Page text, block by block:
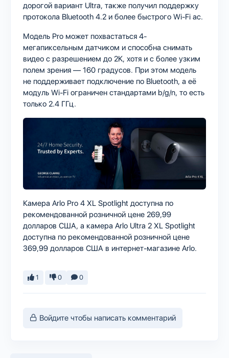
дорогой вариант Ultra, также получил поддержку
протокола Bluetooth 4.2 и более быстрого Wi-Fi ac.
Модель Pro может похвастаться 4-
мегапиксельным датчиком и способна снимать
видео с разрешением до 2K, хотя и с более узким
полем зрения — 160 градусов. При этом модель
не поддерживает подключение по Bluetooth, а её
модуль Wi-Fi ограничен стандартами b/g/n, то есть
только 2.4 ГГц.
Камера Arlo Pro 4 XL Spotlight доступна по
рекомендованной розничной цене 269,99
долларов США, а камера Arlo Ultra 2 XL Spotlight
доступна по рекомендованной розничной цене
369,99 долларов США в интернет-магазине Arlo.
1 0 0
Войдите чтобы написать комментарий